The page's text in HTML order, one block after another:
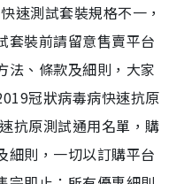
速測試套裝規格不一，
套裝前請留意售賣平台
法、條款及細則，大家
冠狀病毒病快速抗原
抗原測試通用名單，購
細則，一切以訂購平台